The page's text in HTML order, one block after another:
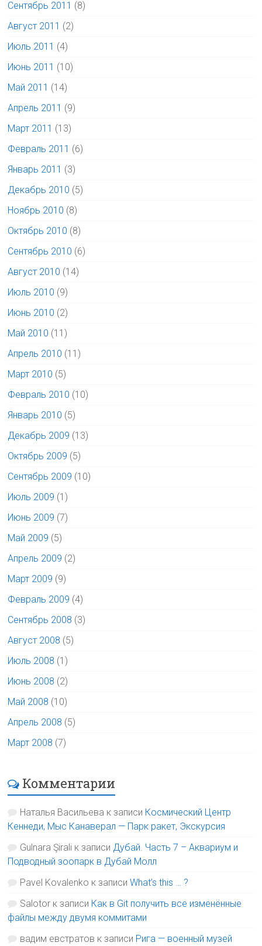
Сентябрь 2011 (8)
Август 2011 (2)
Июль 2011 (4)
Июнь 2011 (10)
Май 2011 (14)
Апрель 2011 (9)
Март 2011 (13)
Февраль 2011 (6)
Январь 2011 (3)
Декабрь 2010 (5)
Ноябрь 2010 (8)
Октябрь 2010 (8)
Сентябрь 2010 (6)
Август 2010 (14)
Июль 2010 (9)
Июнь 2010 (2)
Май 2010 (11)
Апрель 2010 (11)
Март 2010 (5)
Февраль 2010 (10)
Январь 2010 (5)
Декабрь 2009 (13)
Октябрь 2009 (5)
Сентябрь 2009 (10)
Июль 2009 (1)
Июнь 2009 (7)
Май 2009 (5)
Апрель 2009 (2)
Март 2009 (9)
Февраль 2009 (4)
Сентябрь 2008 (3)
Август 2008 (5)
Июль 2008 (1)
Июнь 2008 (2)
Май 2008 (10)
Апрель 2008 (5)
Март 2008 (7)
Комментарии
Наталья Васильева к записи Космический Центр
Кеннеди, Мыс Канаверал — Парк ракет, Экскурсия
Gulnara Şirali к записи Дубай. Часть 7 – Аквариум и
Подводный зоопарк в Дубай Молл
Pavel Kovalenko к записиWhat’s this … ?
Salotor к записи Как в Git получить все изменённые
файлы между двумя коммитами
вадим евстратов к записи Рига — военный музей